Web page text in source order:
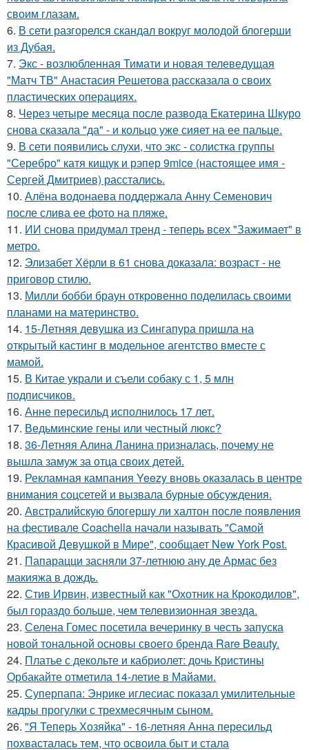
своим глазам.
6. В сети разгорелся скандал вокруг молодой блогерши
из Дубая.
7. Экс - возлюбленная Тимати и новая телеведущая
"Матч ТВ" Анастасия Решетова рассказала о своих
пластических операциях.
8. Через четыре месяца после развода Екатерина Шкуро
снова сказала "да" - и кольцо уже сияет на ее пальце.
9. В сети появились слухи, что экс - солистка группы
"Серебро" катя кищук и рэпер 9mice (настоящее имя -
Сергей Дмитриев) расстались.
10. Алёна водонаева поддержала Анну Семенович
после слива ее фото на пляже.
11. ИИ снова придумал тренд - теперь всех "Зажимает" в
метро.
12. Элизабет Хёрли в 61 снова доказала: возраст - не
приговор стилю.
13. Милли бобби браун откровенно поделилась своими
планами на материнство.
14. 15-Летняя девушка из Сингапура пришла на
открытый кастинг в модельное агентство вместе с
мамой.
15. В Китае украли и съели собаку с 1, 5 млн
подписчиков.
16. Анне пересильд исполнилось 17 лет.
17. Ведьминские гены или честный люкс?
18. 36-Летняя Алина Ланина призналась, почему не
вышла замуж за отца своих детей.
19. Рекламная кампания Yeezy вновь оказалась в центре
внимания соцсетей и вызвала бурные обсуждения.
20. Австралийскую блогершу ли халтон после появления
на фестивале Coachella начали называть "Самой
Красивой Девушкой в Мире", сообщает New York Post.
21. Папарацци засняли 37-летнюю ану де Армас без
макияжа в дождь.
22. Стив Ирвин, известный как "Охотник на Крокодилов",
был гораздо больше, чем телевизионная звезда.
23. Селена Гомес посетила вечеринку в честь запуска
новой тональной основы своего бренда Rare Beauty.
24. Платье с декольте и кабриолет: дочь Кристины
Орбакайте отметила 14-летие в Майами.
25. Суперпапа: Энрике иглесиас показал умилительные
кадры прогулки с трехмесячным сыном.
26. "Я Теперь Хозяйка" - 16-летняя Анна пересильд
похвасталась тем, что освоила быт и стала